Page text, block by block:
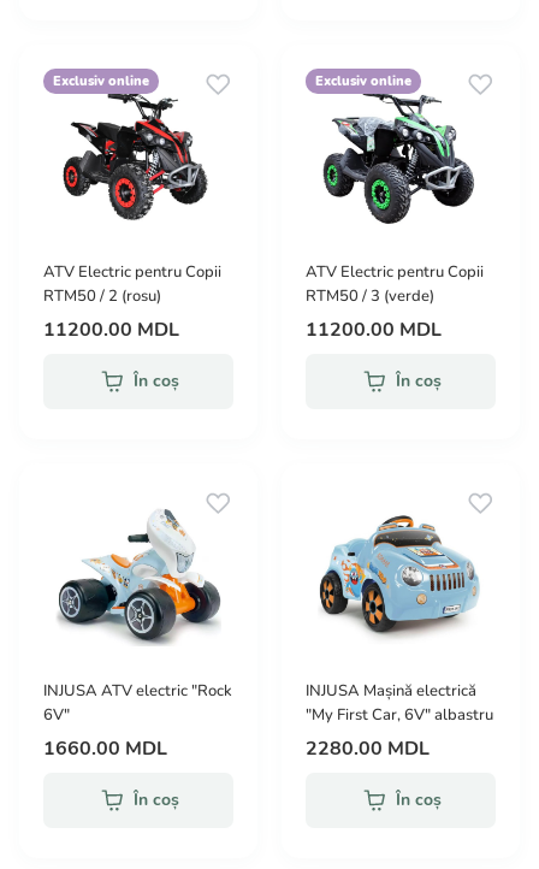
Exclusiv online
ATV Electric pentru Copii
RTM50 / 2 (rosu)
11200.00 MDL
În coș
Exclusiv online
ATV Electric pentru Copii
RTM50 / 3 (verde)
11200.00 MDL
În coș
INJUSA ATV electric "Rock
6V"
1660.00 MDL
În coș
INJUSA Mașină electrică
"My First Car, 6V" albastru
2280.00 MDL
În coș